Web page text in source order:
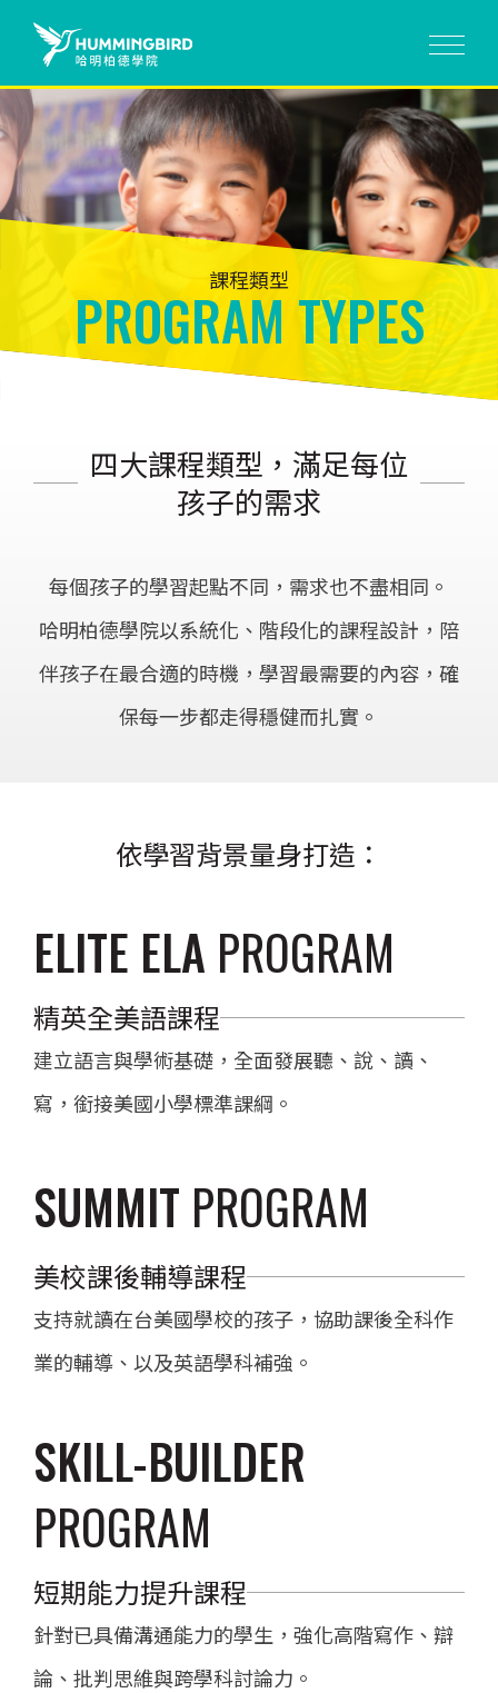
課程類型
PROGRAM TYPES
四大課程類型，滿足每位
孩子的需求
每個孩子的學習起點不同，需求也不盡相同。
哈明柏德學院以系統化、階段化的課程設計，陪
伴孩子在最合適的時機，學習最需要的內容，確
保每一步都走得穩健而扎實。
依學習背景量身打造：
ELITE ELA PROGRAM
精英全美語課程
建立語言與學術基礎，全面發展聽、說、讀、
寫，銜接美國小學標準課綱。
SUMMIT PROGRAM
美校課後輔導課程
支持就讀在台美國學校的孩子，協助課後全科作
業的輔導、以及英語學科補強。
SKILL-BUILDER
PROGRAM
短期能力提升課程
針對已具備溝通能力的學生，強化高階寫作、辯
論、批判思維與跨學科討論力。